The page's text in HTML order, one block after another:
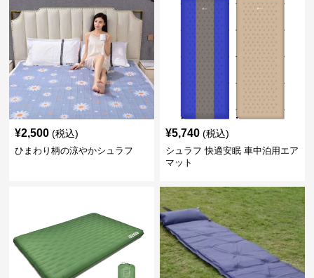
¥2,500 (税込)
ひまわり柄の涼やかシュラフ
¥5,740 (税込)
シュラフ 快適安眠 車中泊用エア
マット